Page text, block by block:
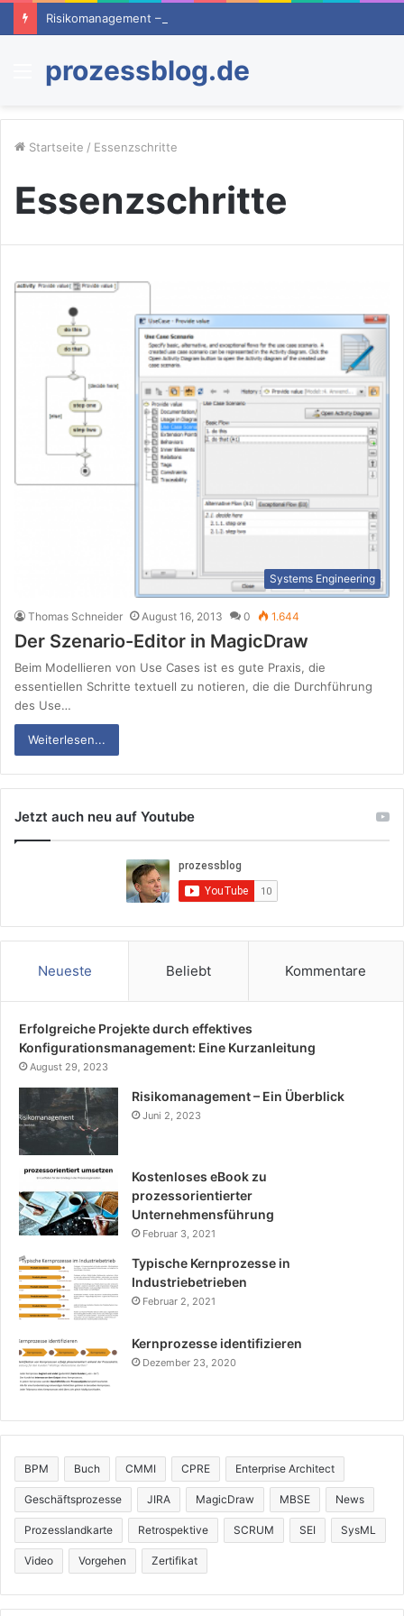
Risikomanagement – Ein Überblick
Menü
prozessblog.de
Startseite / Essenzschritte
Essenzschritte
Systems Engineering
Thomas Schneider August 16, 2013 0 1.644
Der Szenario-Editor in MagicDraw
Beim Modellieren von Use Cases ist es gute Praxis, die
essentiellen Schritte textuell zu notieren, die die Durchführung
des Use…
Weiterlesen...
Jetzt auch neu auf Youtube
Neueste Beliebt Kommentare
Erfolgreiche Projekte durch effektives
Konfigurationsmanagement: Eine Kurzanleitung
August 29, 2023
Risikomanagement – Ein Überblick
Juni 2, 2023
Kostenloses eBook zu
prozessorientierter
Unternehmensführung
Februar 3, 2021
Typische Kernprozesse in
Industriebetrieben
Februar 2, 2021
Kernprozesse identifizieren
Dezember 23, 2020
BPM Buch CMMI CPRE Enterprise Architect
Geschäftsprozesse JIRA MagicDraw MBSE News
Prozesslandkarte Retrospektive SCRUM SEI SysML
Video Vorgehen Zertifikat